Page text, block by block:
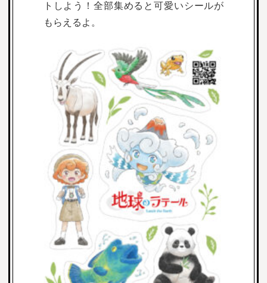
トしよう！全部集めると可愛いシールが
もらえるよ。